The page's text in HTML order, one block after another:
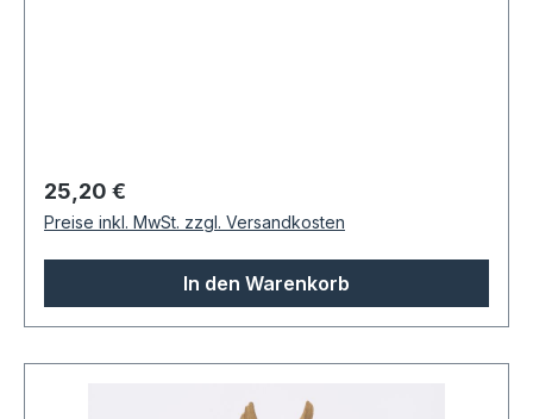
Regulärer Preis:
25,20 €
Preise inkl. MwSt. zzgl. Versandkosten
In den Warenkorb